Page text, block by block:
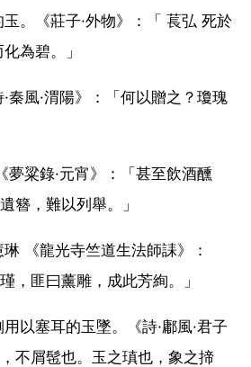
。《莊子·外物》：「 萇弘 死於
為碧。」
秦風·渭陽》：「何以贈之？瓊瑰
夢粱錄·元宵》：「甚至飲酒醺
簪，難以列舉。」
《龍光寺竺道生法師誄》：
，匪曰薰雕，成此芳絢。」
以塞耳的玉墜。《詩·鄘風·君子
不屑髢也。玉之瑱也，象之揥